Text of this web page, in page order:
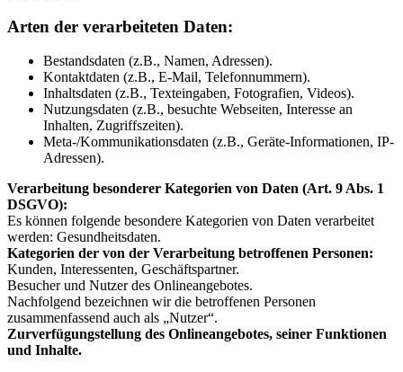
Arten der verarbeiteten Daten:
Bestandsdaten (z.B., Namen, Adressen).
Kontaktdaten (z.B., E-Mail, Telefonnummern).
Inhaltsdaten (z.B., Texteingaben, Fotografien, Videos).
Nutzungsdaten (z.B., besuchte Webseiten, Interesse an
Inhalten, Zugriffszeiten).
Meta-/Kommunikationsdaten (z.B., Geräte-Informationen, IP-
Adressen).
Verarbeitung besonderer Kategorien von Daten (Art. 9 Abs. 1
DSGVO):
Es können folgende besondere Kategorien von Daten verarbeitet
werden: Gesundheitsdaten.
Kategorien der von der Verarbeitung betroffenen Personen:
Kunden, Interessenten, Geschäftspartner.
Besucher und Nutzer des Onlineangebotes.
Nachfolgend bezeichnen wir die betroffenen Personen
zusammenfassend auch als „Nutzer“.
Zurverfügungstellung des Onlineangebotes, seiner Funktionen
und Inhalte.